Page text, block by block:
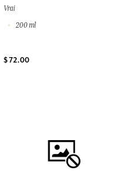
Vrai
200 ml
$ 72.00